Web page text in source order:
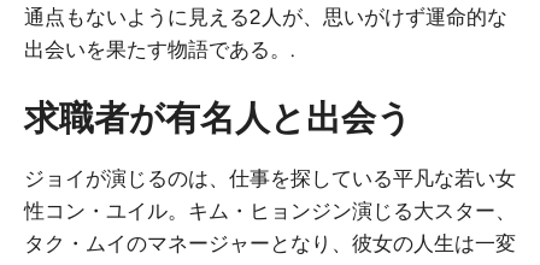
通点もないように見える2人が、思いがけず運命的な
出会いを果たす物語である。.
求職者が有名人と出会う
ジョイが演じるのは、仕事を探している平凡な若い女
性コン・ユイル。キム・ヒョンジン演じる大スター、
タク・ムイのマネージャーとなり、彼女の人生は一変